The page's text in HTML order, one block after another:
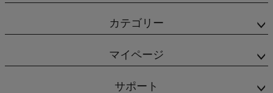
カテゴリー
マイページ
サポート